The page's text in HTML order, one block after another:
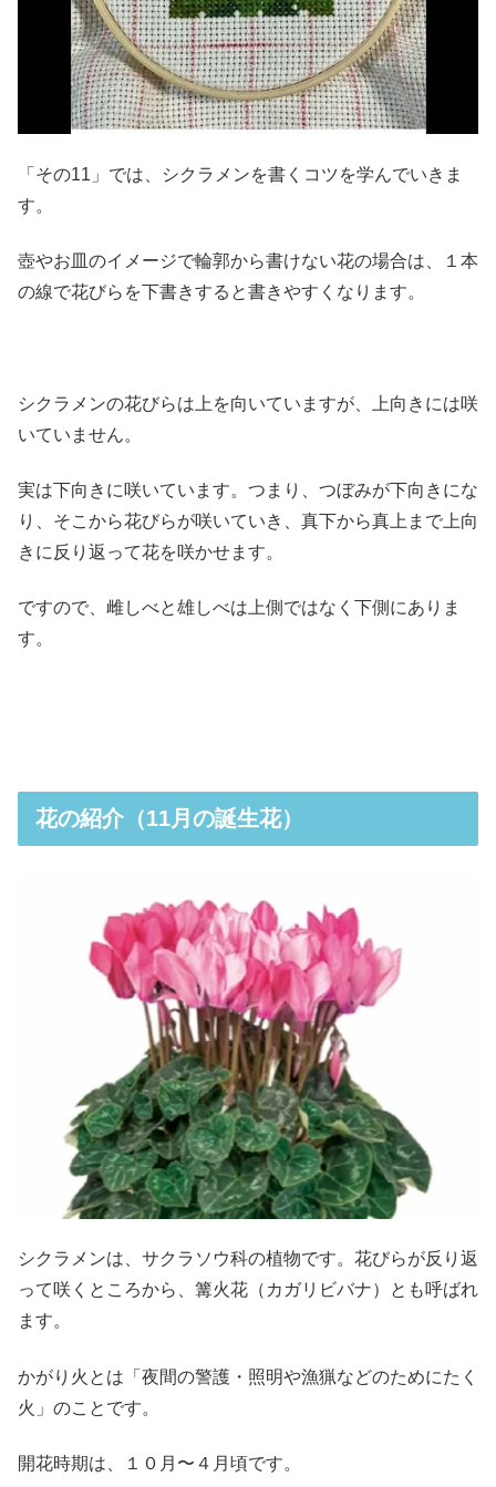
「その11」では、シクラメンを書くコツを学んでいきま
す。
壺やお皿のイメージで輪郭から書けない花の場合は、１本
の線で花びらを下書きすると書きやすくなります。
シクラメンの花びらは上を向いていますが、上向きには咲
いていません。
実は下向きに咲いています。つまり、つぼみが下向きにな
り、そこから花びらが咲いていき、真下から真上まで上向
きに反り返って花を咲かせます。
ですので、雌しべと雄しべは上側ではなく下側にありま
す。
花の紹介（11月の誕生花）
シクラメンは、サクラソウ科の植物です。花びらが反り返
って咲くところから、篝火花（カガリビバナ）とも呼ばれ
ます。
かがり火とは「夜間の警護・照明や漁猟などのためにたく
火」のことです。
開花時期は、１０月〜４月頃です。